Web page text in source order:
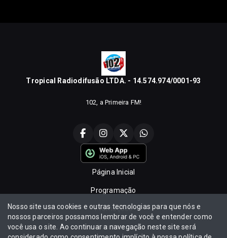
Tropical Radiodifusão LTDA. - 14.574.974/0001-93
102, a Primeira FM!
Página Inicial
Programação
Promoções
Locutores
Nosso site usa cookies e outras tecnologias para que nós e
nossos parceiros possamos lembrar de você e entender como
você usa o site. Ao continuar a navegação neste site será